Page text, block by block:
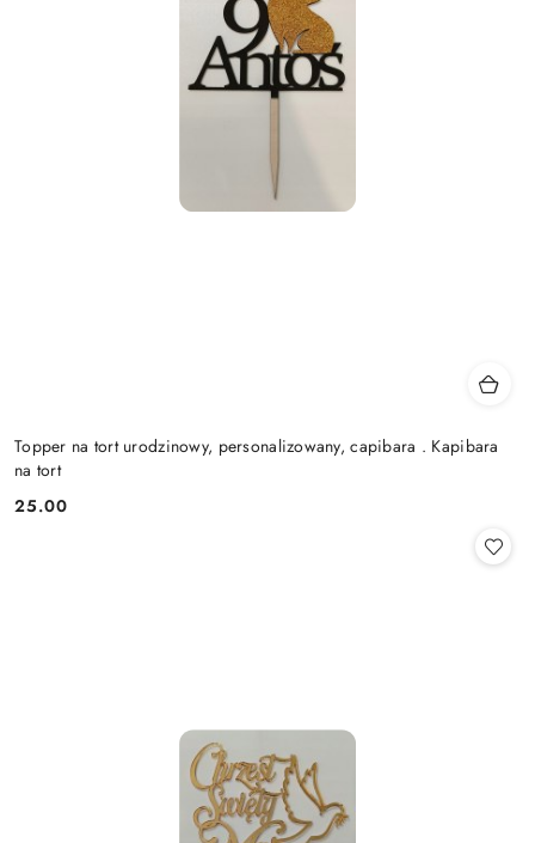
Topper na tort urodzinowy, personalizowany, capibara . Kapibara
na tort
Cena:
25.00